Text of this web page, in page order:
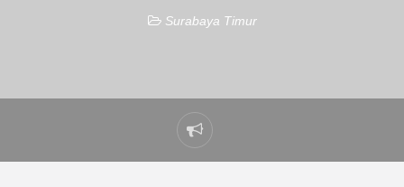
Surabaya Timur
Laporkan
masalah